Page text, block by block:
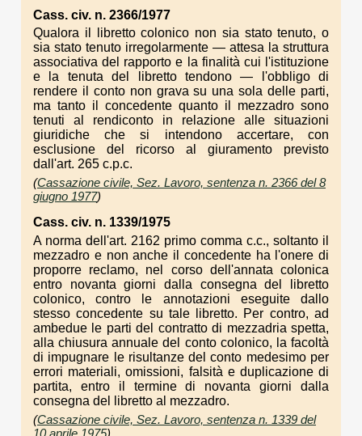
Cass. civ. n. 2366/1977
Qualora il libretto colonico non sia stato tenuto, o
sia stato tenuto irregolarmente — attesa la struttura
associativa del rapporto e la finalità cui l'istituzione
e la tenuta del libretto tendono — l'obbligo di
rendere il conto non grava su una sola delle parti,
ma tanto il concedente quanto il mezzadro sono
tenuti al rendiconto in relazione alle situazioni
giuridiche che si intendono accertare, con
esclusione del ricorso al giuramento previsto
dall'art. 265 c.p.c.
(Cassazione civile, Sez. Lavoro, sentenza n. 2366 del 8
giugno 1977)
Cass. civ. n. 1339/1975
A norma dell'art. 2162 primo comma c.c., soltanto il
mezzadro e non anche il concedente ha l'onere di
proporre reclamo, nel corso dell'annata colonica
entro novanta giorni dalla consegna del libretto
colonico, contro le annotazioni eseguite dallo
stesso concedente su tale libretto. Per contro, ad
ambedue le parti del contratto di mezzadria spetta,
alla chiusura annuale del conto colonico, la facoltà
di impugnare le risultanze del conto medesimo per
errori materiali, omissioni, falsità e duplicazione di
partita, entro il termine di novanta giorni dalla
consegna del libretto al mezzadro.
(Cassazione civile, Sez. Lavoro, sentenza n. 1339 del